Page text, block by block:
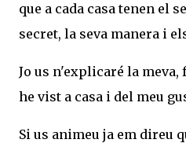
que a cada casa tenen el
secret, la seva manera i
Jo us n'explicaré la
he vist a casa i del meu
Si us animeu ja em direu